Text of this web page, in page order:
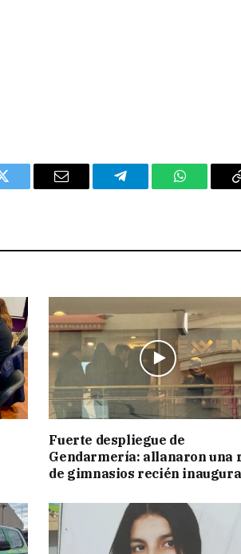
Twitter Email Telegram WhatsApp
Fuerte despliegue de
Gendarmería: allanaron una
de gimnasios recién